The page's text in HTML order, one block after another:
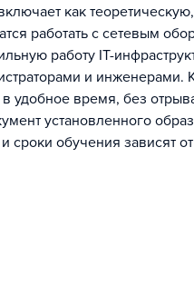
как теоретическую,
работать с сетевым
работу IT-
и инженерами.
удобное время, без
установленного
обучения зависят